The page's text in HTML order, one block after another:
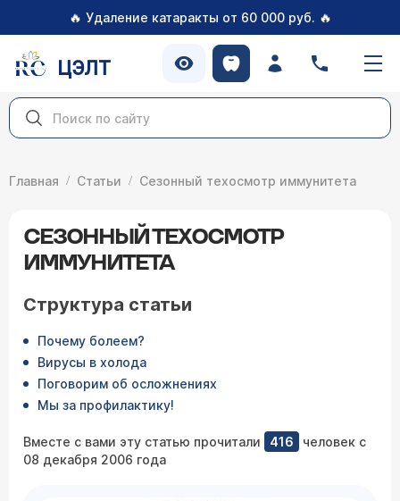
🔥 Удаление катаракты от 60 000 руб. 🔥
ЦЭЛТ
Главная Статьи Сезонный техосмотр иммунитета
СЕЗОННЫЙ ТЕХОСМОТР
ИММУНИТЕТА
Структура статьи
Почему болеем?
Вирусы в холода
Поговорим об осложнениях
Мы за профилактику!
Вместе с вами эту статью прочитали 416
человек с
08 декабря 2006 года